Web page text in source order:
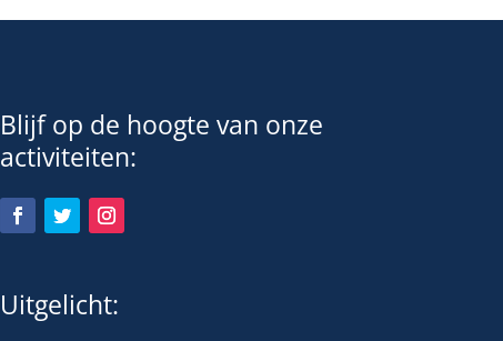
Blijf op de hoogte van onze
activiteiten:
Uitgelicht: